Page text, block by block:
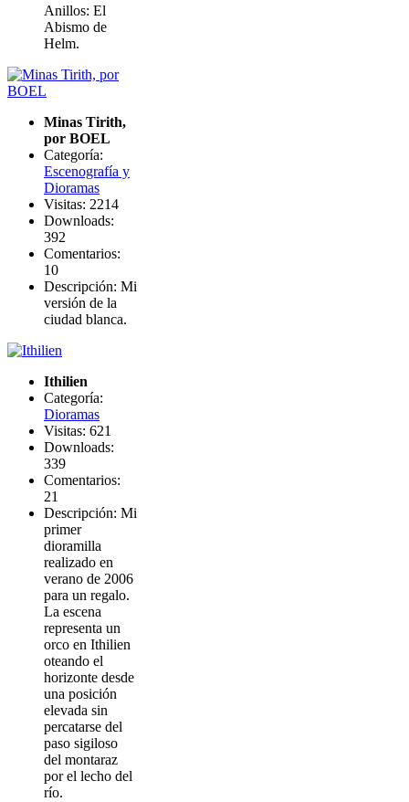
Anillos: El
Abismo de
Helm.
Minas Tirith,
por BOEL
Categoría:
Escenografía y
Dioramas
Visitas: 2214
Downloads:
392
Comentarios:
10
Descripción: Mi
versión de la
ciudad blanca.
Ithilien
Categoría:
Dioramas
Visitas: 621
Downloads:
339
Comentarios:
21
Descripción: Mi
primer
dioramilla
realizado en
verano de 2006
para un regalo.
La escena
representa un
orco en Ithilien
oteando el
horizonte desde
una posición
elevada sin
percatarse del
paso sigiloso
del montaraz
por el lecho del
río.